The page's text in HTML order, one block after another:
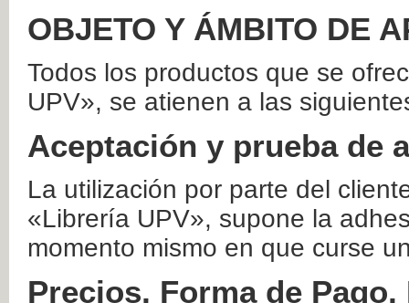
OBJETO Y ÁMBITO DE
Todos los productos que se
UPV», se atienen a las
Aceptación y prueba de
La utilización por parte del
«Librería UPV», supone la
momento mismo en que curse
Precios, Forma de